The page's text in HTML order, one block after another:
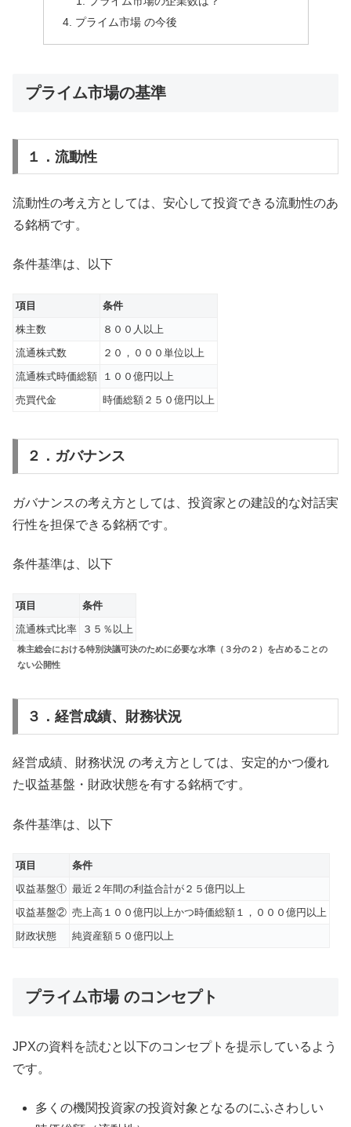
プライム市場 の今後
プライム市場の基準
１．流動性
流動性の考え方としては、安心して投資できる流動性のあ
る銘柄です。
条件基準は、以下
項目
条件
株主数
８００⼈以上
流通株式数
２０，０００単位以上
流通株式時価総額
１００億円以上
売買代⾦
時価総額２５０億円以上
２．ガバナンス
ガバナンスの考え方としては、投資家との建設的な対話実
行性を担保できる銘柄です。
条件基準は、以下
項目
条件
流通株式⽐率
３５％以上
株主総会における特別決議可決のために必要な⽔準（３分の２）を占めることの
ない公開性
３．経営成績、財務状況
経営成績、財務状況 の考え方としては、安定的かつ優れ
た収益基盤・財政状態を有する銘柄です。
条件基準は、以下
項目
条件
収益基盤① 最近２年間の利益合計が２５億円以上
収益基盤② 売上⾼１００億円以上かつ時価総額１，０００億円以上
財政状態
純資産額５０億円以上
プライム市場 のコンセプト
JPXの資料を読むと以下のコンセプトを提示しているよう
です。
多くの機関投資家の投資対象となるのにふさわしい